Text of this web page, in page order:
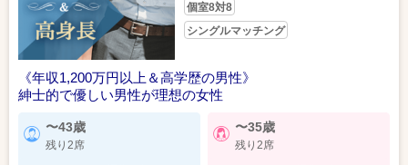
個室8対8
シングルマッチング
《年収1,200万円以上＆高学歴の男性》
紳士的で優しい男性が理想の女性
〜43歳
残り2席
〜35歳
残り2席